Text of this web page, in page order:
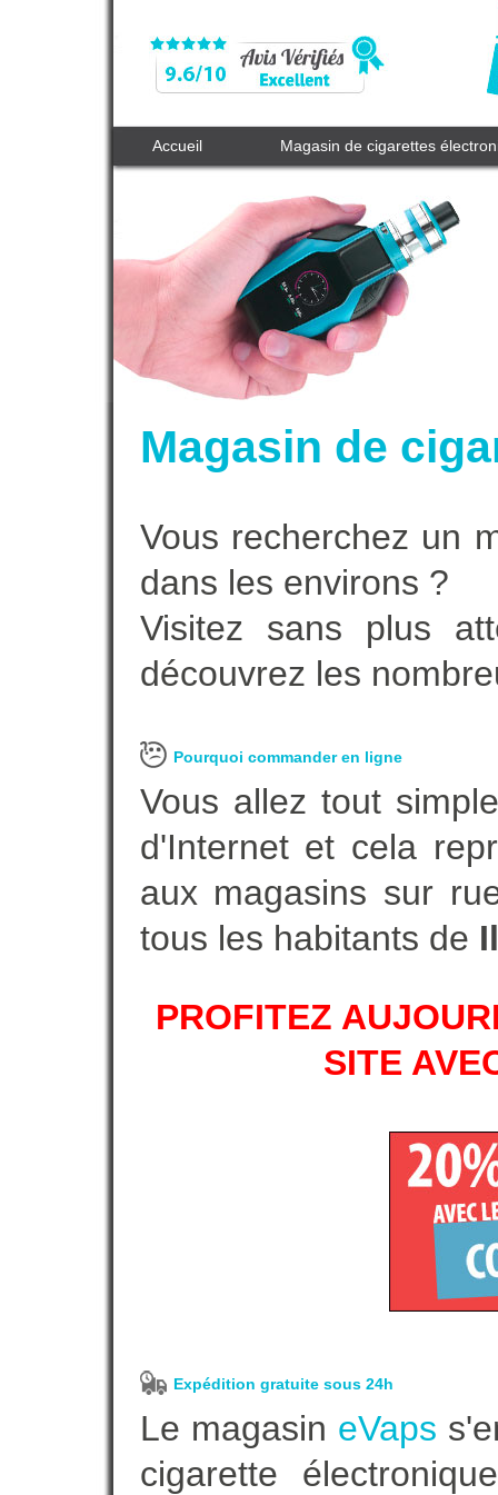
Accueil Magasin de cigarettes
Magasin de
Vous recherchez un
dans les environs ?
Visitez sans plus
découvrez les
Pourquoi commander en ligne
Vous allez tout
d'Internet et cela
aux magasins sur
tous les habitants de
PROFITEZ
SITE
Expédition gratuite sous 24h
Le magasin eVaps
cigarette